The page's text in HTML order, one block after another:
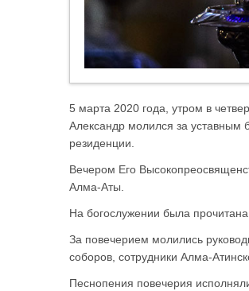
5 марта 2020 года, утром в
Александр молился за
резиденции.
Вечером Его
Алма-Аты.
На богослужении была прочитана
За повечерием молились
соборов, сотрудники Алма-
Песнопения повечерия